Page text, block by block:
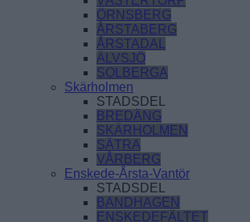
ÖRNSBERG
ÅRSTABERG
ÅRSTADAL
ÄLVSJÖ
SOLBERGA
Skärholmen
STADSDEL
BREDÄNG
SKÄRHOLMEN
SÄTRA
VÅRBERG
Enskede-Årsta-Vantör
STADSDEL
BANDHAGEN
ENSKEDEFÄLTET